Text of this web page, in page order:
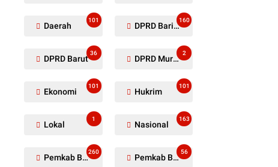
Daerah
101
DPRD Barito Utara
160
DPRD Barut
36
DPRD Murung Raya
2
Ekonomi
101
Hukrim
101
Lokal
1
Nasional
163
Pemkab Barito Utara
260
Pemkab Barut
56